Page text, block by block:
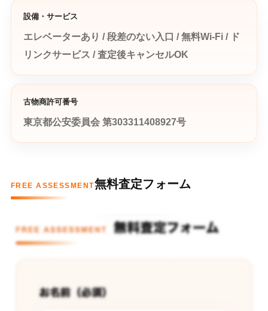
設備・サービス
エレベーターあり / 段差のない入口 / 無料Wi-Fi / ド
リンクサービス / 査定後キャンセルOK
古物商許可番号
東京都公安委員会 第303311408927号
FREE ASSESSMENT無料査定フォーム